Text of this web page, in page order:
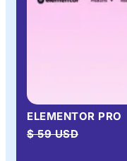
ELEMENTOR PRO
$ 59 USD